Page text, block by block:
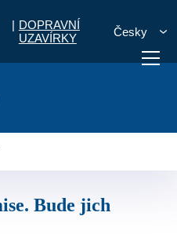
| DOPRAVNÍ
UZAVÍRKY
Česky
zaplatit